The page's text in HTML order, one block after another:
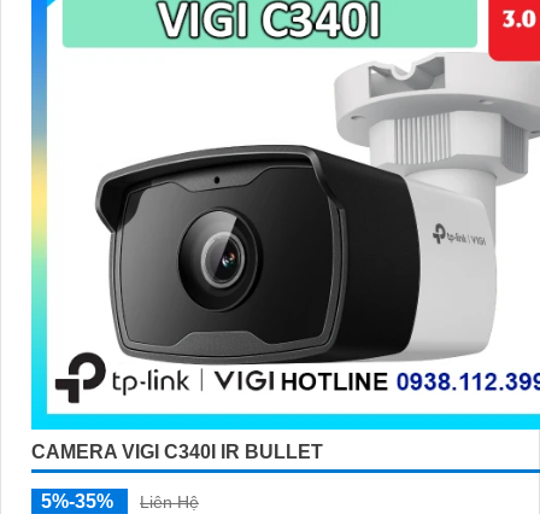
CAMERA VIGI C340I IR BULLET
5%-35%
Liên Hệ